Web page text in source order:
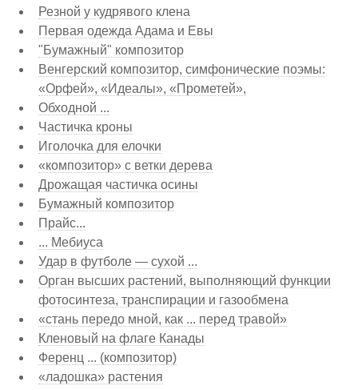
Резной у кудрявого клена
Первая одежда Адама и Евы
"Бумажный" композитор
Венгерский композитор, симфонические поэмы:
«Орфей», «Идеалы», «Прометей»,
Обходной ...
Частичка кроны
Иголочка для елочки
«композитор» с ветки дерева
Дрожащая частичка осины
Бумажный композитор
Прайс...
... Мебиуса
Удар в футболе — сухой ...
Орган высших растений, выполняющий функции
фотосинтеза, транспирации и газообмена
«стань передо мной, как ... перед травой»
Кленовый на флаге Канады
Ференц ... (композитор)
«ладошка» растения